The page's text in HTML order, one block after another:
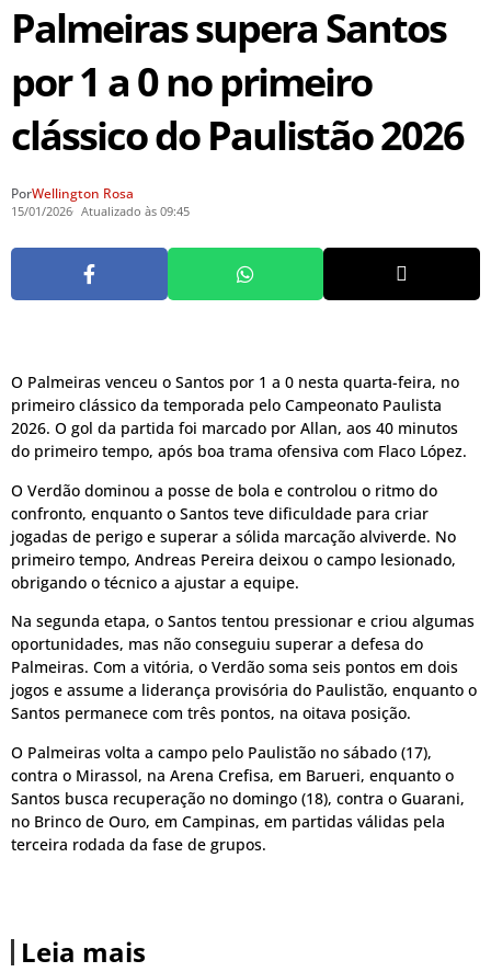
Palmeiras supera Santos
por 1 a 0 no primeiro
clássico do Paulistão 2026
PorWellington Rosa
15/01/2026 Atualizado às 09:45
O Palmeiras venceu o Santos por 1 a 0 nesta quarta-feira, no
primeiro clássico da temporada pelo Campeonato Paulista
2026. O gol da partida foi marcado por Allan, aos 40 minutos
do primeiro tempo, após boa trama ofensiva com Flaco López.
O Verdão dominou a posse de bola e controlou o ritmo do
confronto, enquanto o Santos teve dificuldade para criar
jogadas de perigo e superar a sólida marcação alviverde. No
primeiro tempo, Andreas Pereira deixou o campo lesionado,
obrigando o técnico a ajustar a equipe.
Na segunda etapa, o Santos tentou pressionar e criou algumas
oportunidades, mas não conseguiu superar a defesa do
Palmeiras. Com a vitória, o Verdão soma seis pontos em dois
jogos e assume a liderança provisória do Paulistão, enquanto o
Santos permanece com três pontos, na oitava posição.
O Palmeiras volta a campo pelo Paulistão no sábado (17),
contra o Mirassol, na Arena Crefisa, em Barueri, enquanto o
Santos busca recuperação no domingo (18), contra o Guarani,
no Brinco de Ouro, em Campinas, em partidas válidas pela
terceira rodada da fase de grupos.
Leia mais